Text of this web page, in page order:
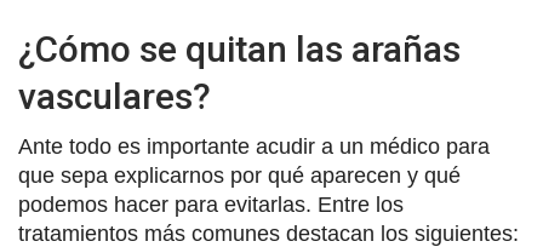
¿Cómo se quitan las arañas
vasculares?
Ante todo es importante acudir a un médico para
que sepa explicarnos por qué aparecen y qué
podemos hacer para evitarlas. Entre los
tratamientos más comunes destacan los siguientes: